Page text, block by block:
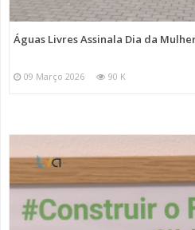
Águas Livres Assinala Dia da
09 Março 2026 90 K